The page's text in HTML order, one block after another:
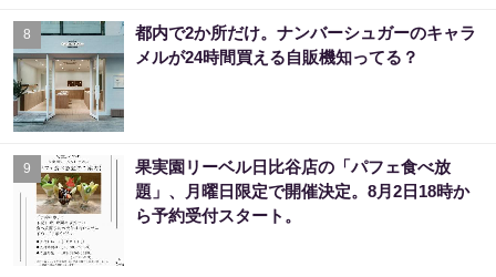
8
都内で2か所だけ。ナンバーシュガーのキャラ
メルが24時間買える自販機知ってる？
9
果実園リーベル日比谷店の「パフェ食べ放
題」、月曜日限定で開催決定。8月2日18時か
ら予約受付スタート。